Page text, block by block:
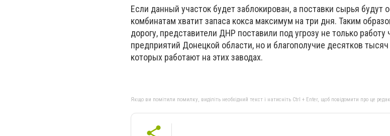
Если данный участок будет заблокирован, а поставки сырья будут
комбинатам хватит запаса кокса максимум на три дня. Таким
дорогу, представители ДНР поставили под угрозу не только
предприятий Донецкой области, но и благополучие десятков
которых работают на этих заводах.
Якщо ви помітили помилку, виділіть необхідний текст і натисніть Ctrl + Enter, щоб повідомити про це